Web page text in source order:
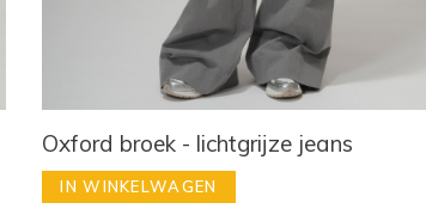
Oxford broek - lichtgrijze jeans
IN WINKELWAGEN